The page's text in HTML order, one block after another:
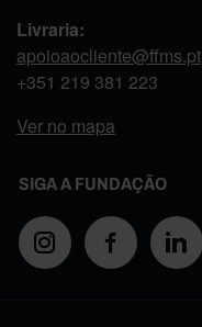
Livraria:
apoioaocliente@ffms.pt
+351 219 381 223
Ver no mapa
SIGA A FUNDAÇÃO